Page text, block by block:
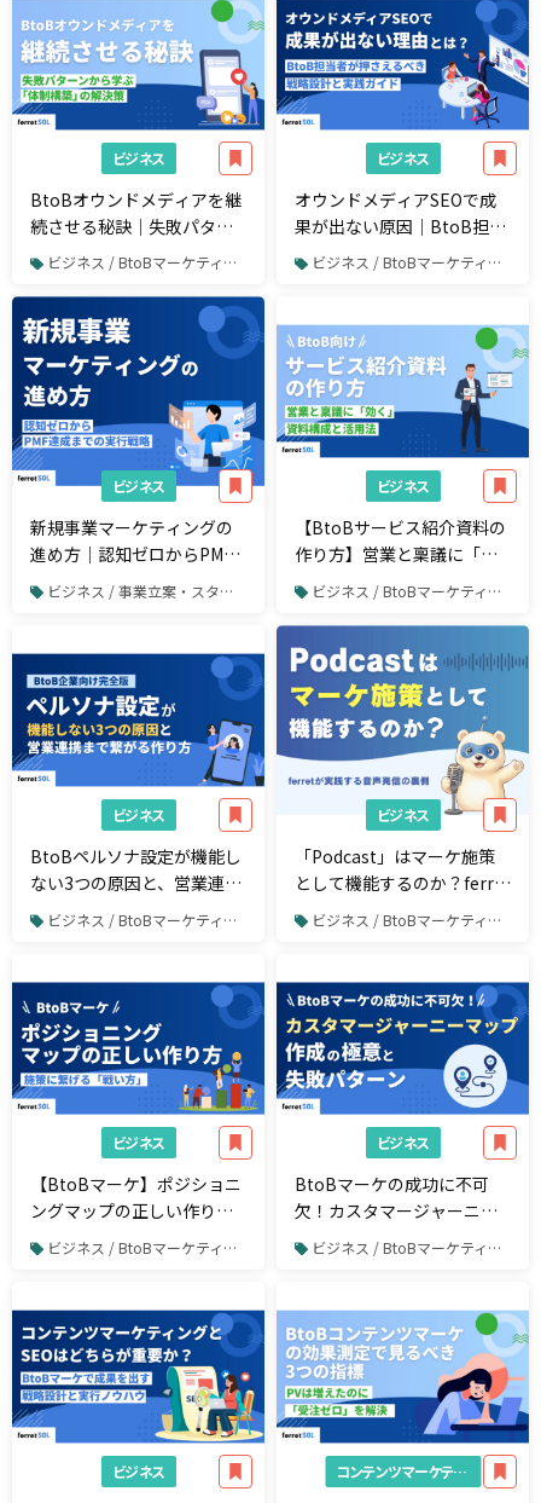
ビジネス
BtoBオウンドメディアを継
続させる秘訣｜失敗パター
ンから学ぶ「体制構築」の
ビジネス / BtoBマーケティング
ビジネス
オウンドメディアSEOで成
果が出ない原因｜BtoB担当
者が今見直すべき戦略設計
と実践手順
ビジネス / BtoBマーケティング
ビジネス
新規事業マーケティングの
進め方｜認知ゼロからPMF
達成までの実行戦略
ビジネス / 事業立案・スタートアップ
ビジネス
【BtoBサービス紹介資料の
作り方】営業と稟議に「効
く」資料構成と活用法
ビジネス / BtoBマーケティング
ビジネス
BtoBペルソナ設定が機能し
ない3つの原因と、営業連携
まで繋がる作り方【BtoB企
業向け完全版】
ビジネス / BtoBマーケティング
ビジネス
「Podcast」はマーケ施策
として機能するのか？ferret
が実践する音声発信の裏側
ビジネス / BtoBマーケティング
ビジネス
【BtoBマーケ】ポジショニ
ングマップの正しい作り方
と、施策に繋げる「戦い
ビジネス / BtoBマーケティング
ビジネス
BtoBマーケの成功に不可
欠！カスタマージャーニー
マップ作成の極意と失敗パ
ビジネス / BtoBマーケティング
ビジネス コンテンツマーケティング